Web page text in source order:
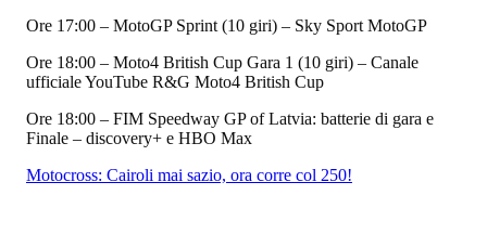
Ore 17:00 – MotoGP Sprint (10 giri) – Sky Sport MotoGP
Ore 18:00 – Moto4 British Cup Gara 1 (10 giri) – Canale
ufficiale YouTube R&G Moto4 British Cup
Ore 18:00 – FIM Speedway GP of Latvia: batterie di gara e
Finale – discovery+ e HBO Max
Motocross: Cairoli mai sazio, ora corre col 250!